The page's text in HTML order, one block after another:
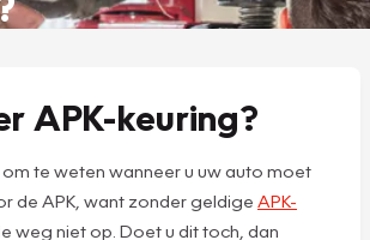
APK-keuring?
om te weten wanneer u uw auto moet
de APK, want zonder geldige APK-
weg niet op. Doet u dit toch, dan